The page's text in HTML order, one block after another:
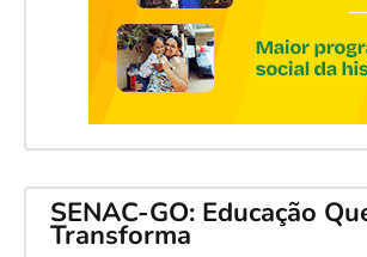
SENAC-GO: Educação
Transforma